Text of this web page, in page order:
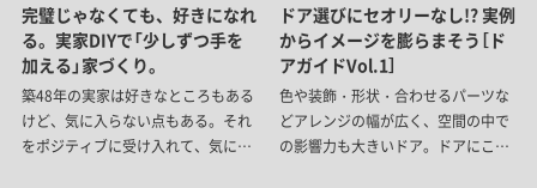
完璧じゃなくても、好きになれ
る。実家DIYで「少しずつ手を
加える」家づくり。
築48年の実家は好きなところもある
けど、気に入らない点もある。それ
をポジティブに受け入れて、気に入
ドア選びにセオリーなし!? 実例
からイメージを膨らまそう［ド
アガイドVol.1］
色や装飾・形状・合わせるパーツな
どアレンジの幅が広く、空間の中で
の影響力も大きいドア。ドアにこだ